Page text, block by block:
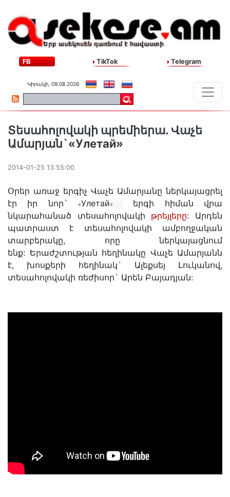
FB TikTok Telegram
Կիրակի, 09.08.2026
Տեսահոլովակի պրեմիերա. Վաչե
Ամարյան`«Улетай»
2014-01-25 13:55:00
Օրեր առաջ երգիչ Վաչե Ամարյանը ներկայացրել
էր իր նոր`«Улетай»
երգի հիման վրա
նկարահանած տեսահոլովակի թրեյլերը: Արդեն
պատրաստ է տեսահոլովակի ամբողջական
տարբերակը, որը ներկայացնում
ենք: Երաժշտության հեղինակը Վաչե Ամարյանն
է, խոսքերի հեղինակ` Ալեքսեյ Լուկանով,
տեսահոլովակի ռեժիսոր` Արեն Բայադյան: